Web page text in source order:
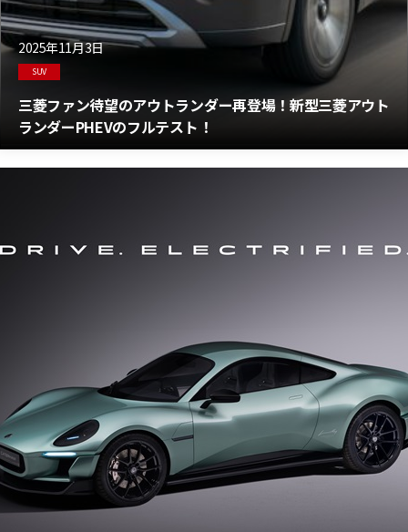
2025年11月3日
SUV
三菱ファン待望のアウトランダー再登場！新型三菱アウト
ランダーPHEVのフルテスト！